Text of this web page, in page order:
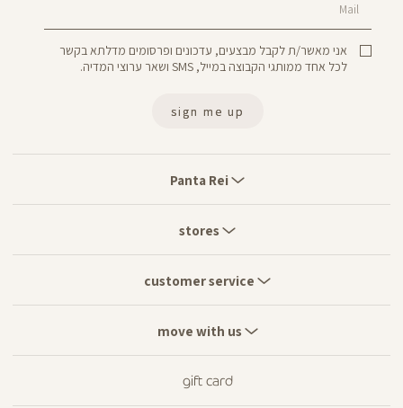
Rei
Panta Rei
stores
with
service
customer service
gift card
Mail
אני מאשר/ת לקבל מבצעים, עדכונים ופרסומים מדלתא בקשר
לכל אחד ממותגי הקבוצה במייל, SMS ושאר ערוצי המדיה.
sign me up